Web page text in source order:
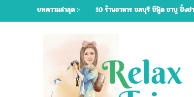
บทความล่าสุด :- 10 ร้านอาหาร ชลบุรี ซีฟู้ด ชาบู ปิ้งย่